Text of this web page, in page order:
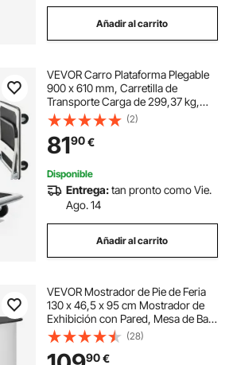
Añadir al carrito
VEVOR Carro Plataforma Plegable
900 x 610 mm, Carretilla de
Transporte Carga de 299,37 kg,
Carrito Portaequipajes con
Plataforma con Ruedas de PVC de
123 mm, para Tareas Domésticas,
Almacén, Mudanza
(2)
8190€
Disponible
Entrega:tan pronto como Vie.
Ago. 14
Añadir al carrito
VEVOR Mostrador de Pie de Feria
130 x 46,5 x 95 cm Mostrador de
Exhibición con Pared, Mesa de Bar
Plegable para Promoción Minorista,
Podio Emergente con Estante de
Almacenamiento, Bolsa de
(28)
90€